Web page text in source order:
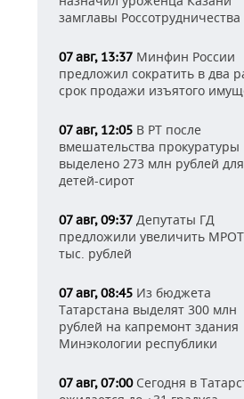
замглавы Россотрудничества
07 авг, 13:37 Минфин России
предложил сократить в два
срок продажи изъятого
07 авг, 12:05 В РТ после
вмешательства прокуратуры
выделено 273 млн рублей для
детей-сирот
07 авг, 09:37 Депутаты ГД
предложили увеличить
тыс. рублей
07 авг, 08:45 Из бюджета
Татарстана выделят 300 млн
рублей на капремонт здания
Минэкологии республики
07 авг, 07:00Сегодня в